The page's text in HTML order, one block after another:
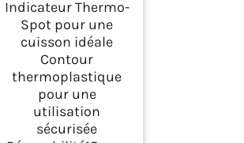
Indicateur Thermo-
Spot pour une
cuisson idéale
Contour
thermoplastique
pour une
utilisation
sécurisée